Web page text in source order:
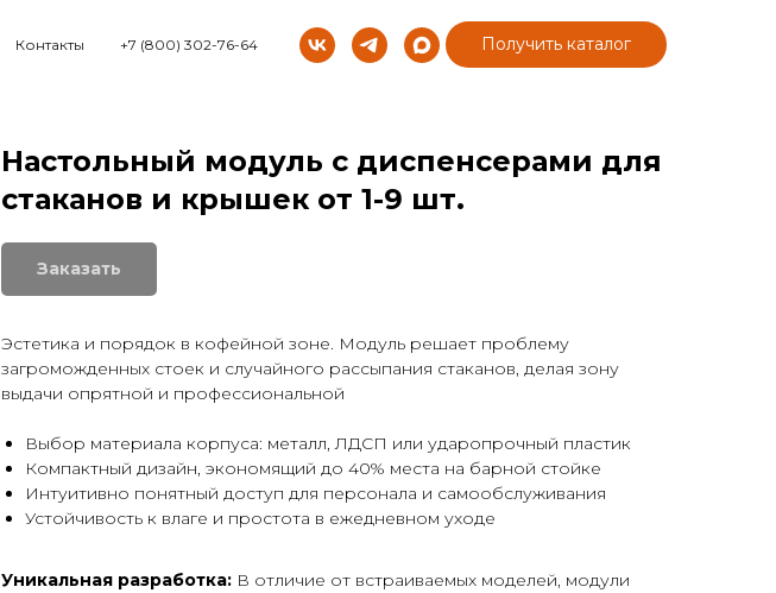
Контакты +7 (800) 302-76-64 Получить каталог
Настольный модуль с диспенсерами для
стаканов и крышек от 1-9 шт.
Заказать
Эстетика и порядок в кофейной зоне. Модуль решает проблему
загроможденных стоек и случайного рассыпания стаканов, делая зону
выдачи опрятной и профессиональной
Выбор материала корпуса: металл, ЛДСП или ударопрочный пластик
Компактный дизайн, экономящий до 40% места на барной стойке
Интуитивно понятный доступ для персонала и самообслуживания
Устойчивость к влаге и простота в ежедневном уходе
Уникальная разработка: В отличие от встраиваемых моделей, модули